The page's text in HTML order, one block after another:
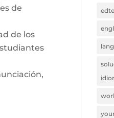
de
de los